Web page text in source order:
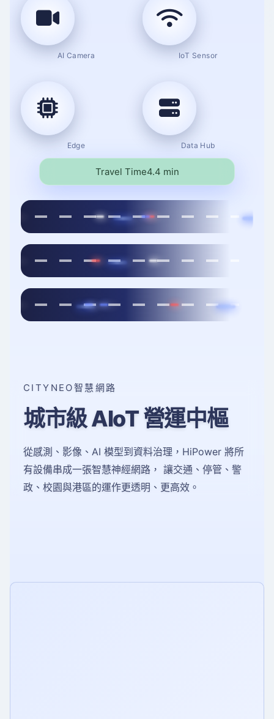
AI Camera IoT Sensor
Edge Data Hub
Travel Time3.3 min
CITYNEO智慧網路
城市級 AIoT 營運中樞
從感測、影像、AI 模型到資料治理，HiPower 將所
有設備串成一張智慧神經網路， 讓交通、停管、警
政、校園與港區的運作更透明、更高效。